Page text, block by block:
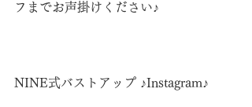
フまでお声掛けください♪
NINE式バストアップ ♪Instagram♪